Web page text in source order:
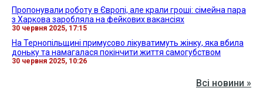
Пропонували роботу в Європі, але крали гроші: сімейна пара
з Харкова заробляла на фейкових вакансіях
30 червня 2025, 17:15
На Тернопільщині примусово лікуватимуть жінку, яка вбила
доньку та намагалася покінчити життя самогубством
30 червня 2025, 10:26
Всі новини »